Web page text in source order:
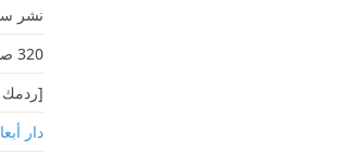
نشر سنة
320 صفحة
[ردمك 13]
دار